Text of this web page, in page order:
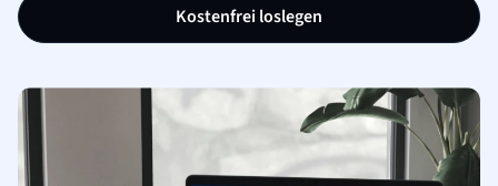
Kostenfrei loslegen